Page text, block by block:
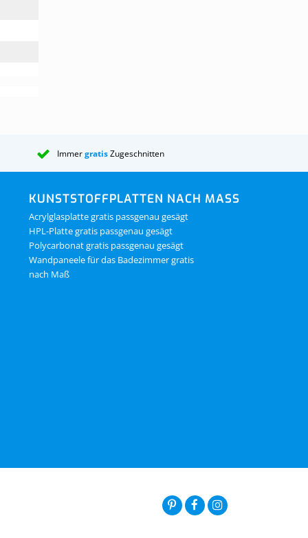
ImmergratisZugeschnitten
KUNSTSTOFFPLATTEN NACH MASS
Acrylglasplatte gratis passgenau gesägt
HPL-Platte gratis passgenau gesägt
Polycarbonat gratis passgenau gesägt
Wandpaneele für das Badezimmer gratis
nach Maß